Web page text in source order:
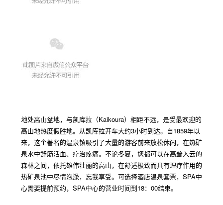
地处高山盆地，与凯库拉（Kaikoura）相距不远，是受最欢迎的
高山地热度假胜地。从凯库拉开车大约3小时到达。自1859年以
来，这个著名的温泉镇吸引了大量的游客前来放松休闲，在热矿
泉水中舒筋活血、疗治疼痛。不论冬夏，您都可以在高耸入云的
森林之间，依托雄伟壮丽的高山，在舒适极致而具有理疗作用的
热矿泉池中尽情泡澡，忘我享受。可选择酒店温泉套票， SPA中
心需要提前预约， SPA中心的营业时间到18： 00结束。